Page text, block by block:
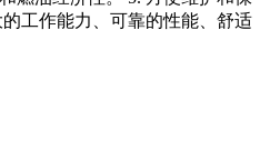
工作能力、可靠的性能、舒适